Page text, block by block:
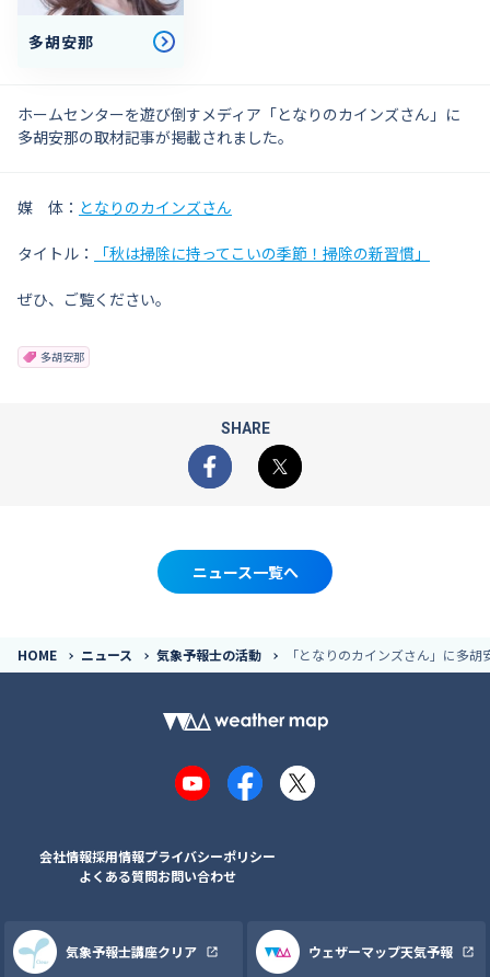
多胡安那
ホームセンターを遊び倒すメディア「となりのカインズさん」に
多胡安那の取材記事が掲載されました。
媒 体： となりのカインズさん
タイトル： 「秋は掃除に持ってこいの季節！掃除の新習慣」
ぜひ、ご覧ください。
多胡安那
SHARE
Facebook
X
ニュース一覧へ
HOME ニュース 気象予報士の活動 「となりのカインズさん」に多
YouTubeFacebook
X
会社情報採用情報プライバシーポリシー
よくある質問お問い合わせ
気象予報士講座クリア ウェザーマップ天気予報